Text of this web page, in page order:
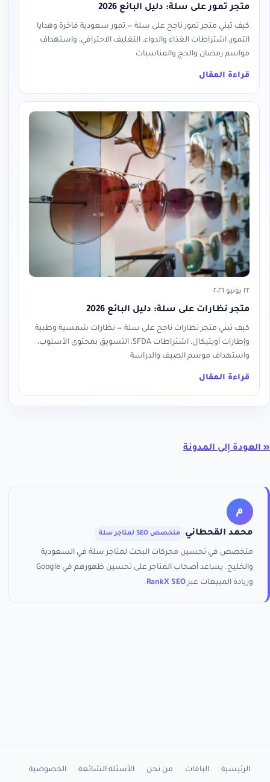
متجر تمور على سلة: دليل البائع 2026
كيف تبني متجر تمور ناجح على سلة — تمور سعودية فاخرة وهدايا
التمور، اشتراطات الغذاء والدواء، التغليف الاحترافي، واستهداف
مواسم رمضان والحج والمناسبات
قراءة المقال
٢٢ يونيو ٢٠٢٦
متجر نظارات على سلة: دليل البائع 2026
كيف تبني متجر نظارات ناجح على سلة — نظارات شمسية وطبية
وإطارات أوبتيكال، اشتراطات SFDA، التسويق بمحتوى الأسلوب،
واستهداف موسم الصيف والدراسة
قراءة المقال
« العودة إلى المدونة
م
محمد القحطاني متخصص SEO لمتاجر سلة
متخصص في تحسين محركات البحث لمتاجر سلة في السعودية
والخليج. يساعد أصحاب المتاجر على تحسين ظهورهم في Google
وزيادة المبيعات عبرRankX SEO
.
الرئيسية الباقات من نحن الأسئلة الشائعة الخصوصية